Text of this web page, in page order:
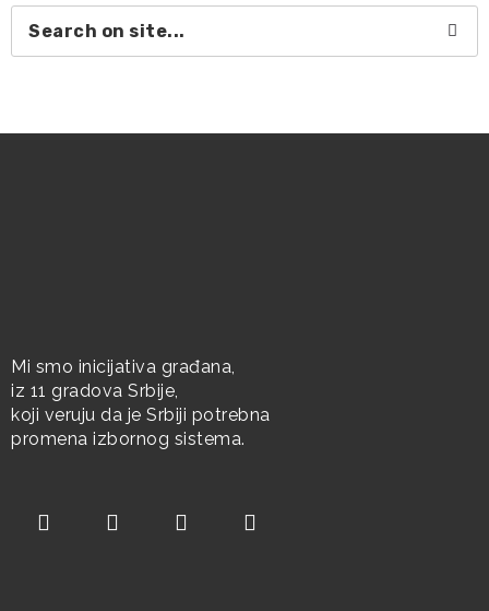
Mi smo inicijativa građana,
iz 11 gradova Srbije,
koji veruju da je Srbiji potrebna
promena izbornog sistema.